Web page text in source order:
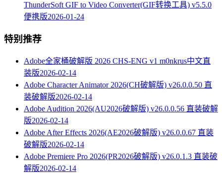
ThunderSoft GIF to Video Converter(GIF转换工具) v5.5.0
便携版2026-01-24
特别推荐
Adobe全家桶破解版 2026 CHS-ENG v1 m0nkrus中文直
装版2026-02-14
Adobe Character Animator 2026(CH破解版) v26.0.0.50 直
装破解版2026-02-14
Adobe Audition 2026(AU2026破解版) v26.0.0.56 直装破解
版2026-02-14
Adobe After Effects 2026(AE2026破解版) v26.0.0.67 直装
破解版2026-02-14
Adobe Premiere Pro 2026(PR2026破解版) v26.0.1.3 直装破
解版2026-02-14